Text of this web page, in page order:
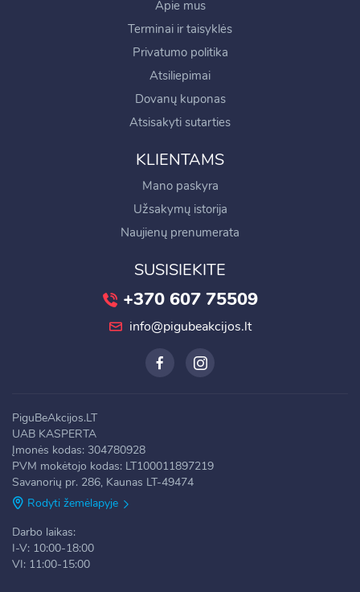
Apie mus
Terminai ir taisyklės
Privatumo politika
Atsiliepimai
Dovanų kuponas
Atsisakyti sutarties
KLIENTAMS
Mano paskyra
Užsakymų istorija
Naujienų prenumerata
SUSISIEKITE
+370 607 75509
info@pigubeakcijos.lt
PiguBeAkcijos.LT
UAB KASPERTA
Įmonės kodas: 304780928
PVM mokėtojo kodas: LT100011897219
Savanorių pr. 286, Kaunas LT-49474
Rodyti žemėlapyje
Darbo laikas:
I-V: 10:00-18:00
VI: 11:00-15:00